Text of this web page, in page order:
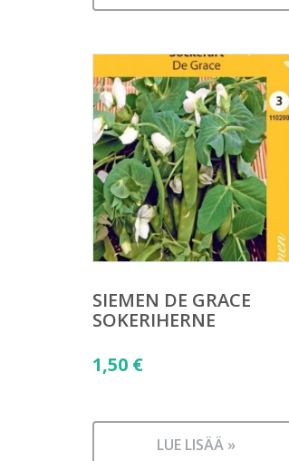
SIEMEN DE GRACE
SOKERIHERNE
1,50 €
LUE LISÄÄ »